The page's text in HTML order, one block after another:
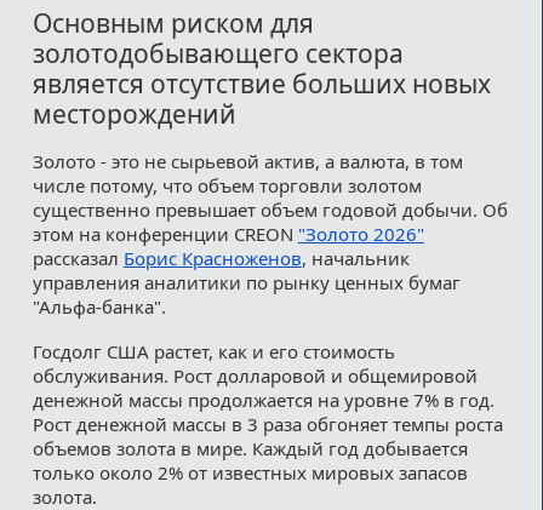
Пользовательское соглашение
Медиакит
Основным риском для
золотодобывающего сектора
является отсутствие больших новых
месторождений
Золото - это не сырьевой актив, а валюта, в том
числе потому, что объем торговли золотом
существенно превышает объем годовой добычи. Об
этом на конференции CREON "Золото 2026"
рассказал Борис Красноженов, начальник
управления аналитики по рынку ценных бумаг
"Альфа-банка".
Госдолг США растет, как и его стоимость
обслуживания. Рост долларовой и общемировой
денежной массы продолжается на уровне 7% в год.
Рост денежной массы в 3 раза обгоняет темпы роста
объемов золота в мире. Каждый год добывается
только около 2% от известных мировых запасов
золота.